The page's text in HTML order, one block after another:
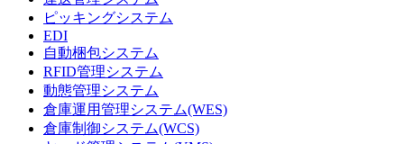
ピッキングシステム
EDI
自動梱包システム
RFID管理システム
動態管理システム
倉庫運用管理システム(WES)
倉庫制御システム(WCS)